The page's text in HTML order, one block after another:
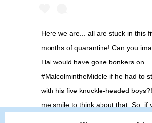
Here we are... all are stuck in this
months of quarantine! Can you
Hal would have gone bonkers on
#MalcolmintheMiddle if he had to
with his five knuckle-headed
me smile to think about that. So, if